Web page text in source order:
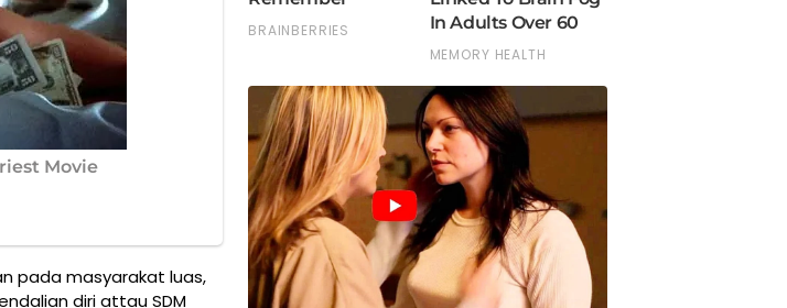
pada masyarakat luas,
diri attau SDM